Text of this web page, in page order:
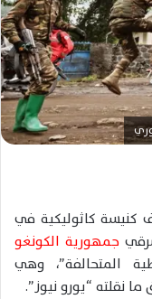
كنيسة كاثوليكية في
جمهورية الكونغو
المتحالفة”، وهي
نقلته “يورو نيوز”.